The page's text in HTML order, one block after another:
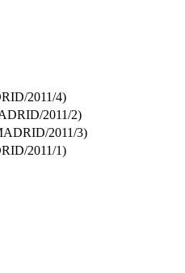
2011/4)
2011/2)
2011/3)
2011/1)